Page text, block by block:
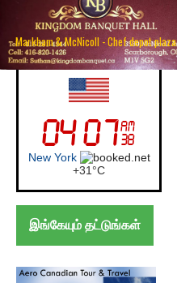
Markham & McNicoll - Chef depot plaza
UK (London)
London
+21°C
இங்கேயும் தட்டுங்கள்